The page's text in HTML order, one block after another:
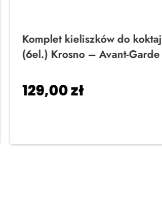
Komplet kieliszków do
(6el.) Krosno – Avant-Garde
129,00zł